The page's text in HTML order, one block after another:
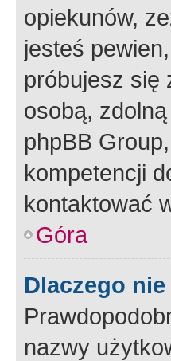
opiekunów,
jesteś
próbujesz się
osobą,
phpBB
kompetencji
kontaktować
Góra
Dlaczego
nazwy